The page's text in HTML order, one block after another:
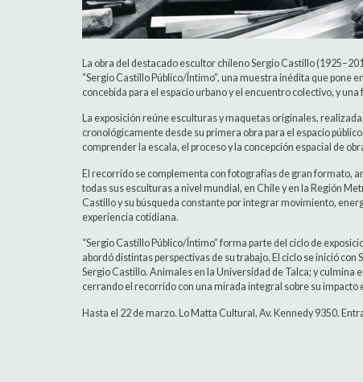
La obra del destacado escultor chileno Sergio Castillo
“Sergio Castillo Público/Íntimo”, una muestra inédita que pone
concebida para el espacio urbano y el encuentro colectivo, y
La exposición reúne esculturas y maquetas originales,
cronológicamente desde su primera obra para el espacio
comprender la escala, el proceso y la concepción espacial de
El recorrido se complementa con fotografías de gran formato,
todas sus esculturas a nivel mundial, en Chile y en la Región
Castillo y su búsqueda constante por integrar movimiento,
experiencia cotidiana.
“Sergio Castillo Público/Íntimo” forma parte del ciclo de
abordó distintas perspectivas de su trabajo. El ciclo se inició
Sergio Castillo. Animales en la Universidad de Talca; y culmina
cerrando el recorrido con una mirada integral sobre su impacto
Hasta el 22 de marzo. Lo Matta Cultural, Av. Kennedy 9350.